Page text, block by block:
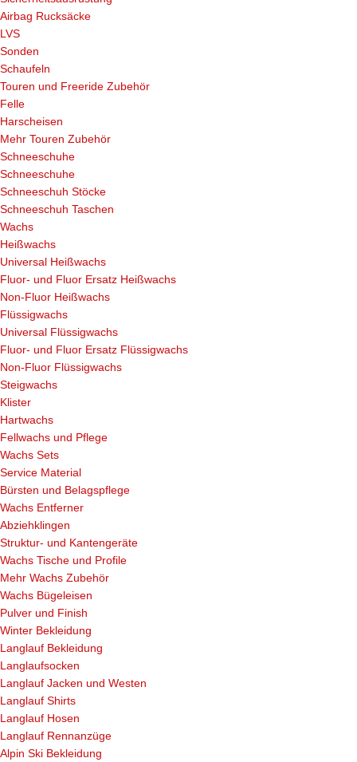
Airbag Rucksäcke
LVS
Sonden
Schaufeln
Touren und Freeride Zubehör
Felle
Harscheisen
Mehr Touren Zubehör
Schneeschuhe
Schneeschuhe
Schneeschuh Stöcke
Schneeschuh Taschen
Wachs
Heißwachs
Universal Heißwachs
Fluor- und Fluor Ersatz Heißwachs
Non-Fluor Heißwachs
Flüssigwachs
Universal Flüssigwachs
Fluor- und Fluor Ersatz Flüssigwachs
Non-Fluor Flüssigwachs
Steigwachs
Klister
Hartwachs
Fellwachs und Pflege
Wachs Sets
Service Material
Bürsten und Belagspflege
Wachs Entferner
Abziehklingen
Struktur- und Kantengeräte
Wachs Tische und Profile
Mehr Wachs Zubehör
Wachs Bügeleisen
Pulver und Finish
Winter Bekleidung
Langlauf Bekleidung
Langlaufsocken
Langlauf Jacken und Westen
Langlauf Shirts
Langlauf Hosen
Langlauf Rennanzüge
Alpin Ski Bekleidung